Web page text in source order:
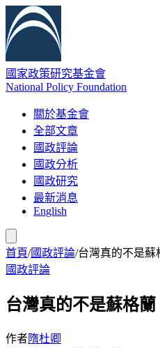
國家政策研究基金會
National Policy Foundation
關於基金會
全部文章
國政評論
國政分析
國政研究
最新消息
English
首頁/國政評論/台灣真的不是蘇
國政評論
台灣真的不是蘇格蘭
作者隋杜卿